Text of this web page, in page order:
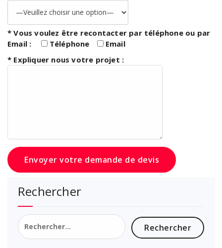
* Vous voulez être recontacter par téléphone ou par
Email :
Téléphone
Email
* Expliquer nous votre projet :
Rechercher
Rechercher :